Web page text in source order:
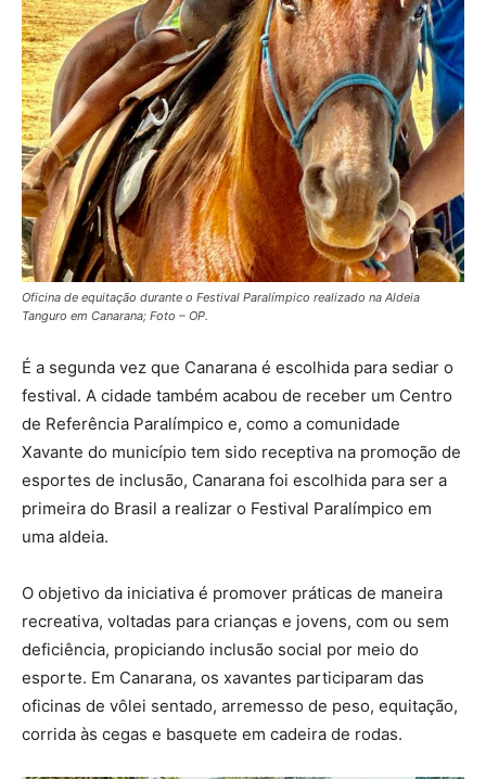
Oficina de equitação durante o Festival Paralímpico realizado na Aldeia
Tanguro em Canarana; Foto – OP.
É a segunda vez que Canarana é escolhida para sediar o
festival. A cidade também acabou de receber um Centro
de Referência Paralímpico e, como a comunidade
Xavante do município tem sido receptiva na promoção de
esportes de inclusão, Canarana foi escolhida para ser a
primeira do Brasil a realizar o Festival Paralímpico em
uma aldeia.
O objetivo da iniciativa é promover práticas de maneira
recreativa, voltadas para crianças e jovens, com ou sem
deficiência, propiciando inclusão social por meio do
esporte. Em Canarana, os xavantes participaram das
oficinas de vôlei sentado, arremesso de peso, equitação,
corrida às cegas e basquete em cadeira de rodas.